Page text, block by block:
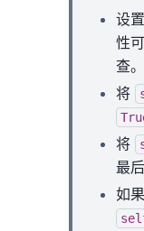
设
性
查。
将
将
最
如